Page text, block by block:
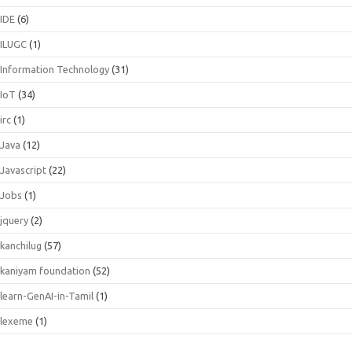
IDE (6)
ILUGC (1)
Information Technology (31)
IoT (34)
irc (1)
Java (12)
Javascript (22)
Jobs (1)
jquery (2)
kanchilug (57)
kaniyam foundation (52)
learn-GenAI-in-Tamil (1)
lexeme (1)